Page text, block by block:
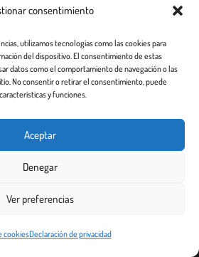
que obtenga la
consentimiento
utilizamos tecnologías como las cookies para
del dispositivo. El consentimiento de estas
datos como el comportamiento de navegación o las
No consentir o retirar el consentimiento, puede
y funciones.
Aceptar
Denegar
Ver preferencias
cookiesDeclaración de privacidad
Centros
a usuarios de esta web
reservados 2.020